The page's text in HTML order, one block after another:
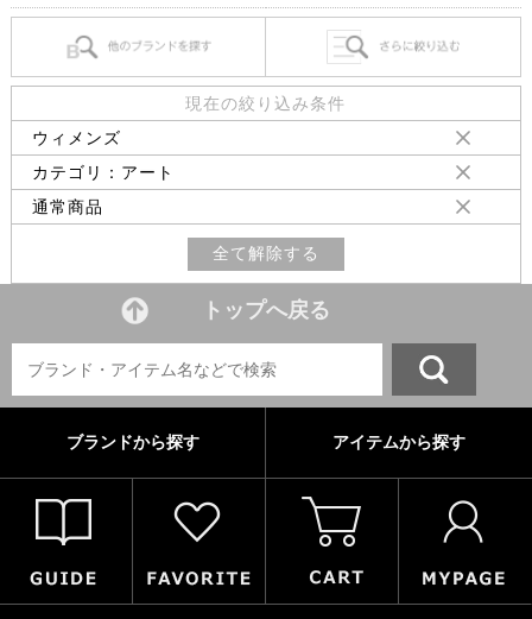
現在の絞り込み条件
ウィメンズ
カテゴリ：アート
通常商品
全て解除する
トップへ戻る
ブランドから探す アイテムから探す